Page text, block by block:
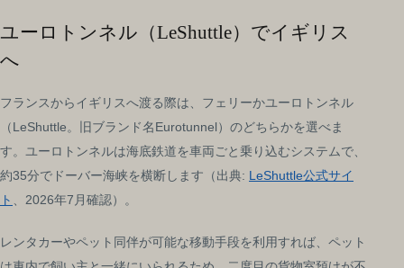
ユーロトンネル（LeShuttle）でイギリス
へ
フランスからイギリスへ渡る際は、フェリーかユーロトンネル
（LeShuttle。旧ブランド名Eurotunnel）のどちらかを選べま
す。ユーロトンネルは海底鉄道を車両ごと乗り込むシステムで、
約35分でドーバー海峡を横断します（出典: LeShuttle公式サイ
ト
、2026年7月確認）。
レンタカーやペット同伴が可能な移動手段を利用すれば、ペット